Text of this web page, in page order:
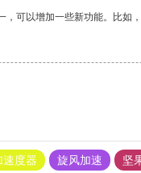
，可以增加一些新功能。比如
速度器 旋风加速 坚